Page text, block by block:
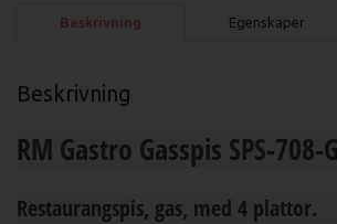
Beskrivning Egenskaper
Beskrivning
RM Gastro Gasspis SPS-708-G
Restaurangspis, gas, med 4 plattor.